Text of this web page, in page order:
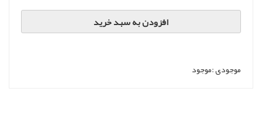
افزودن به سبد خرید
موجودی :موجود